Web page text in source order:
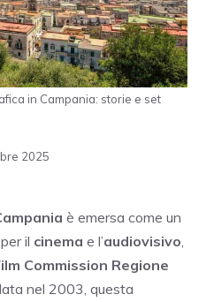
in Campania: storie e set
2025
è emersa come un
il cinema e l’audiovisivo
Commission Regione
nel 2003, questa